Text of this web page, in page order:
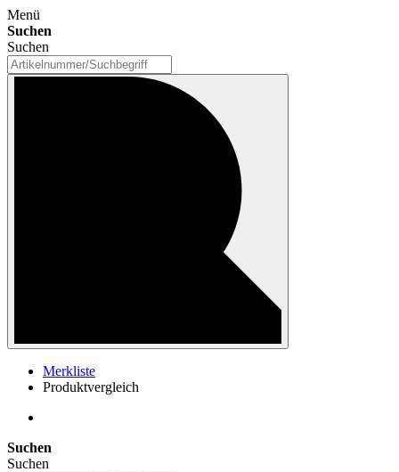
Menü
Suchen
Suchen
Merkliste
Produktvergleich
Suchen
Suchen